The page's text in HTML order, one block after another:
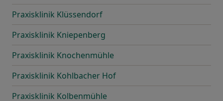
Praxisklinik Klüssendorf
Praxisklinik Kniepenberg
Praxisklinik Knochenmühle
Praxisklinik Kohlbacher Hof
Praxisklinik Kolbenmühle